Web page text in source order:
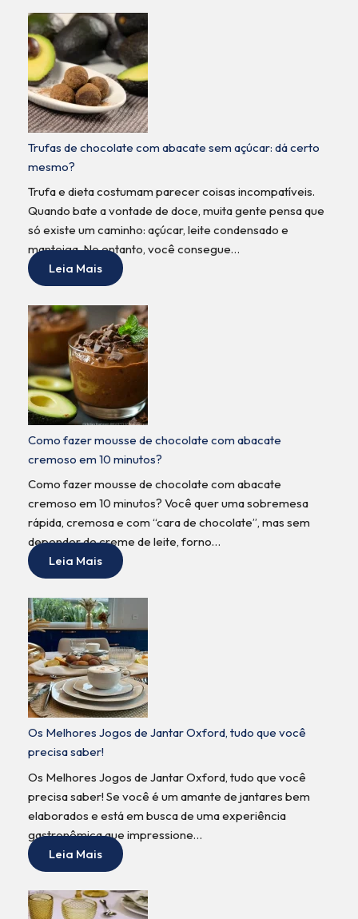
Trufas de chocolate com abacate sem açúcar: dá certo
mesmo?
Trufa e dieta costumam parecer coisas incompatíveis.
Quando bate a vontade de doce, muita gente pensa que
só existe um caminho: açúcar, leite condensado e
manteiga. No entanto, você consegue…
Leia Mais
Como fazer mousse de chocolate com abacate
cremoso em 10 minutos?
Como fazer mousse de chocolate com abacate
cremoso em 10 minutos? Você quer uma sobremesa
rápida, cremosa e com “cara de chocolate”, mas sem
depender de creme de leite, forno…
Leia Mais
Os Melhores Jogos de Jantar Oxford, tudo que você
precisa saber!
Os Melhores Jogos de Jantar Oxford, tudo que você
precisa saber! Se você é um amante de jantares bem
elaborados e está em busca de uma experiência
gastronômica que impressione…
Leia Mais